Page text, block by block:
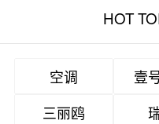
HOT
空调 壹
三丽鸥